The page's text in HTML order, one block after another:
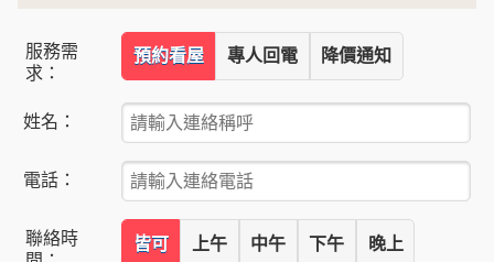
服務需
求：
預約看屋 專人回電 降價通知
姓名：
電話：
聯絡時
皆可 上午 中午 下午 晚上